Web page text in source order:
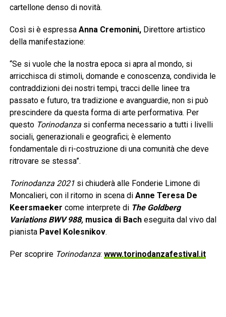
cartellone denso di novità.
Così si è espressa Anna Cremonini,Direttore artistico
della manifestazione:
“Se si vuole che la nostra epoca si apra al mondo, si
arricchisca di stimoli, domande e conoscenza, condivida le
contraddizioni dei nostri tempi, tracci delle linee tra
passato e futuro, tra tradizione e avanguardie, non si può
prescindere da questa forma di arte performativa. Per
questo Torinodanzasi conferma necessario a tutti i livelli
sociali, generazionali e geografici; è elemento
fondamentale di ri-costruzione di una comunità che deve
ritrovare se stessa”.
Torinodanza 2021si chiuderà alle Fonderie Limone di
Moncalieri, con il ritorno in scena di Anne Teresa De
Keersmaeker come interprete di The Goldberg
Variations BWV 988, musica di Bacheseguita dal vivo dal
pianista Pavel Kolesnikov.
Per scoprire Torinodanza: www.torinodanzafestival.it